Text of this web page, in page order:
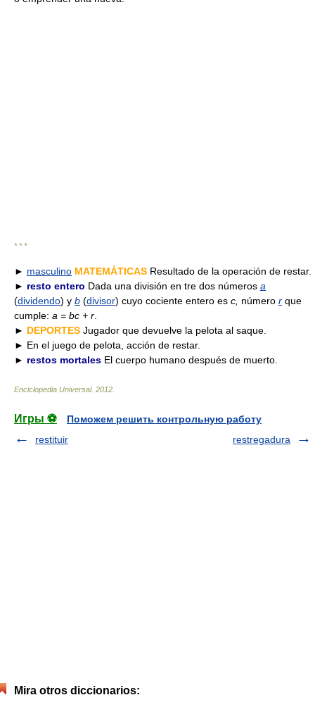
* * *
► masculino MATEMÁTICAS Resultado de la operación de restar.
► resto entero Dada una división en tre dos números a
(dividendo) y b (divisor) cuyo cociente entero es c, número r que
cumple: a = bc + r
► DEPORTES Jugador que devuelve la pelota al saque.
► En el juego de pelota, acción de restar.
► restos mortales El cuerpo humano después de muerto.
Enciclopedia Universal. 2012
Игры ⚽
Поможем решить контрольную работу
restituir
restregadura
Mira otros diccionarios: